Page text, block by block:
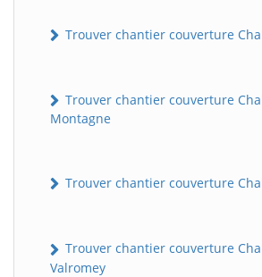
Trouver chantier couverture
Trouver chantier couverture
Montagne
Trouver chantier couverture
Trouver chantier couverture
Valromey